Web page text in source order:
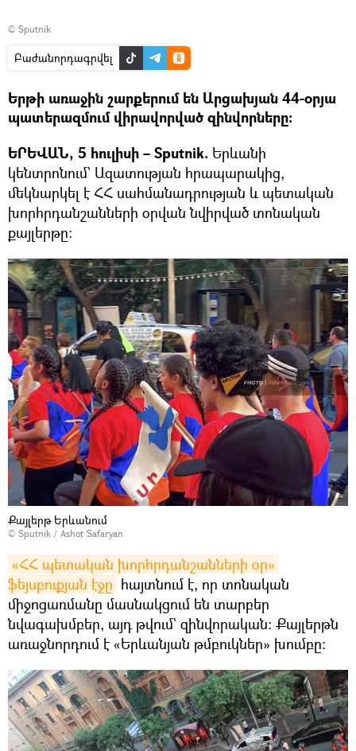
© Sputnik
Բաժանորդագրվել
Երթի առաջին շարքերում են Արցախյան 44-օրյա
պատերազմում վիրավորված զինվորները։
ԵՐԵՎԱՆ, 5 հուլիսի – Sputnik. Երևանի
կենտրոնում` Ազատության հրապարակից,
մեկնարկել է ՀՀ սահմանադրության և պետական
խորհրդանշանների օրվան նվիրված տոնական
քայլերթը։
Քայլերթ Երևանում
© Sputnik / Ashot Safaryan
«ՀՀ պետական խորհրդանշանների օր»
ֆեյսբուքյան էջը հայտնում է, որ տոնական
միջոցառմանը մասնակցում են տարբեր
նվագախմբեր, այդ թվում` զինվորական։ Քայլերթն
առաջնորդում է «Երևանյան թմբուկներ» խումբը: